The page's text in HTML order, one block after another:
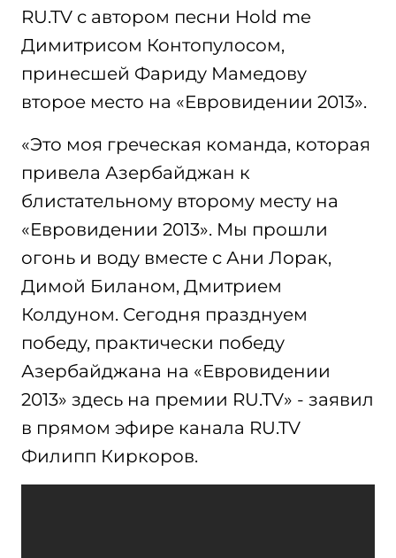
RU.TV с автором песни Hold me
Димитрисом Контопулосом,
принесшей Фариду Мамедову
второе место на «Евровидении 2013».
«Это моя греческая команда, которая
привела Азербайджан к
блистательному второму месту на
«Евровидении 2013». Мы прошли
огонь и воду вместе с Ани Лорак,
Димой Биланом, Дмитрием
Колдуном. Сегодня празднуем
победу, практически победу
Азербайджана на «Евровидении
2013» здесь на премии RU.TV» - заявил
в прямом эфире канала RU.TV
Филипп Киркоров.